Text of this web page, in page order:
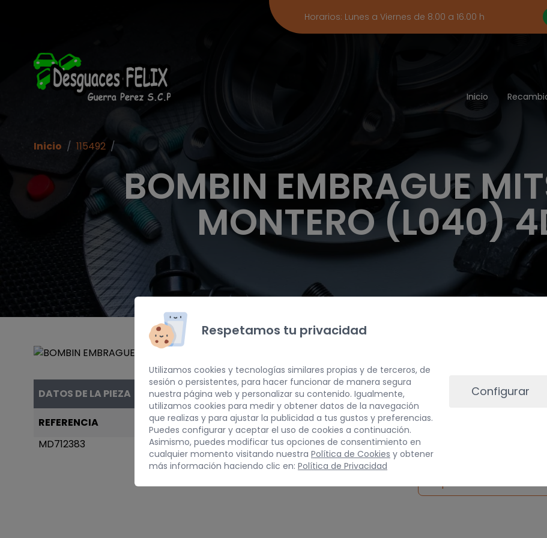
Horarios: Lunes a Viernes de 8.00 a 16.00 h
Inicio
BOMBIN EMBRAGUE
MONTERO (L040)
Inicio / 115492 /
DATOS DE LA PIEZA
REFERENCIA
MD712383
AÑO
1989
PESO
3 kg
Inspeccionar vehículo
Respetamos tu privacidad
Utilizamos cookies y tecnologías similares propias y de terceros, de
sesión o persistentes, para hacer funcionar de manera segura
nuestra página web y personalizar su contenido. Igualmente,
utilizamos cookies para medir y obtener datos de la navegación
que realizas y para ajustar la publicidad a tus gustos y preferencias.
Puedes configurar y aceptar el uso de cookies a continuación.
Asimismo, puedes modificar tus opciones de consentimiento en
cualquier momento visitando nuestra Política de Cookies y obtener
más información haciendo clic en: Política de Privacidad
Configurar